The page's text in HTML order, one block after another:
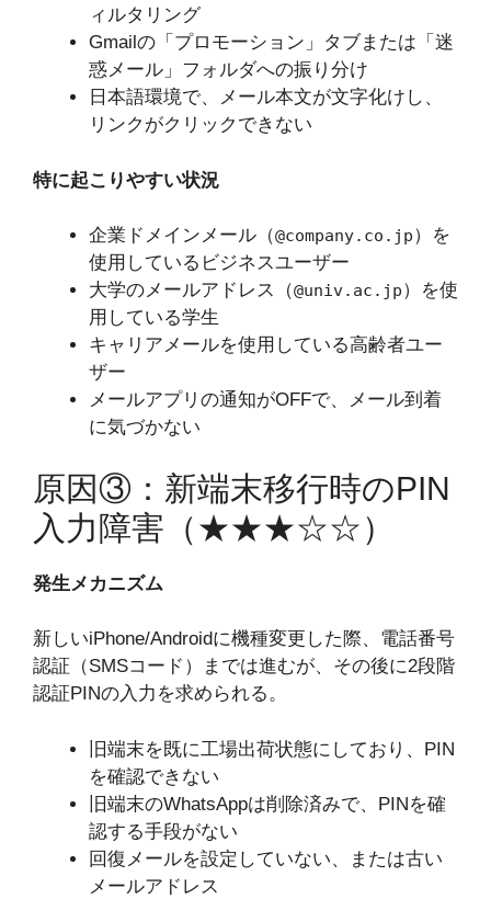
ィルタリング
Gmailの「プロモーション」タブまたは「迷
惑メール」フォルダへの振り分け
日本語環境で、メール本文が文字化けし、
リンクがクリックできない
特に起こりやすい状況
企業ドメインメール（@company.co.jp）を
使用しているビジネスユーザー
大学のメールアドレス（@univ.ac.jp）を使
用している学生
キャリアメールを使用している高齢者ユー
ザー
メールアプリの通知がOFFで、メール到着
に気づかない
原因③：新端末移行時のPIN
入力障害（★★★☆☆）
発生メカニズム
新しいiPhone/Androidに機種変更した際、電話番号
認証（SMSコード）までは進むが、その後に2段階
認証PINの入力を求められる。
旧端末を既に工場出荷状態にしており、PIN
を確認できない
旧端末のWhatsAppは削除済みで、PINを確
認する手段がない
回復メールを設定していない、または古い
メールアドレス